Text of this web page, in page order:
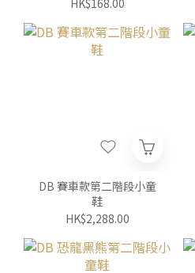
HK$168.00
DB 賽車款第二階段小童
鞋
HK$2,288.00